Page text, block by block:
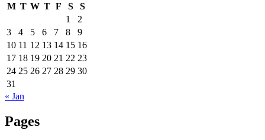
M T W T F S
S
1
2
3
4 5 6 7 8
9
10 11 12 13 14 15 16
17 18 19 20 21 22 23
24 25 26 27 28 29 30
31
« Jan
Pages